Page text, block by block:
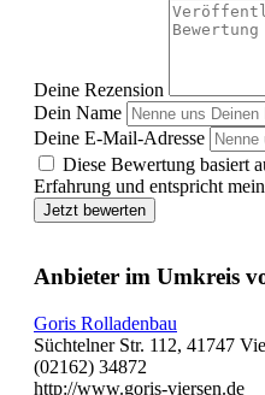
Deine Rezension
Dein Name
Deine E-Mail-Adresse
Diese Bewertung basiert
Erfahrung und entspricht
Jetzt bewerten
Anbieter im Umkreis
Goris Rolladenbau
Süchtelner Str. 112, 41747
(02162) 34872
http://www.goris-viersen.de